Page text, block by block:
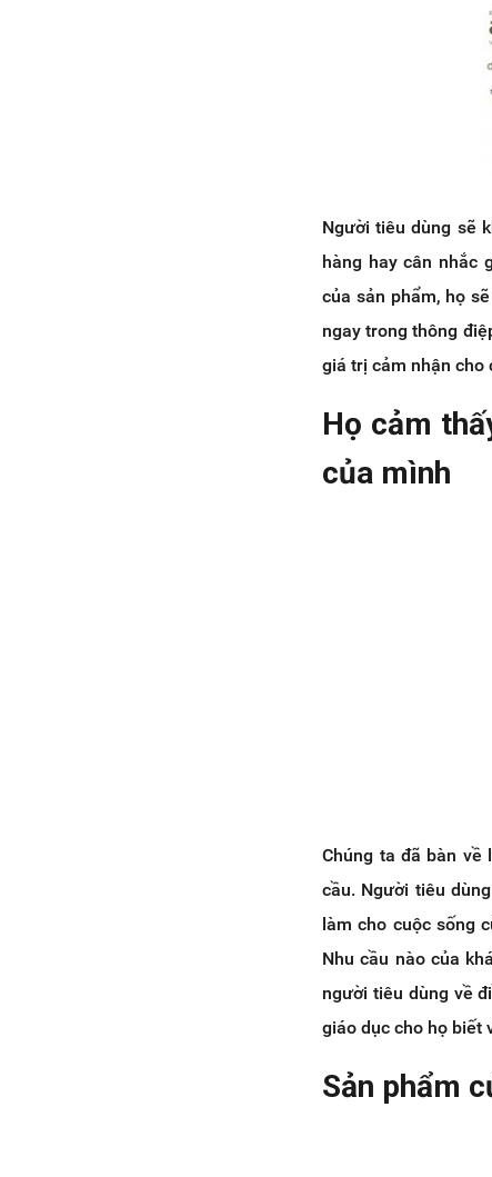
Người tiêu dùng sẽ
hàng hay cân nhắc
của sản phẩm, họ
ngay trong thông
giá trị cảm nhận cho
Họ cảm
của mình
Chúng ta đã bàn về
cầu. Người tiêu
làm cho cuộc sống
Nhu cầu nào của
người tiêu dùng về
giáo dục cho họ biết
Sản phẩm